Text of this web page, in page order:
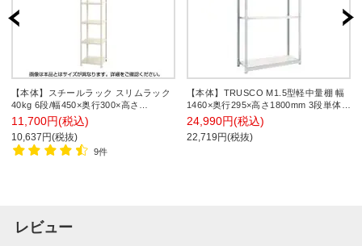
【本体】スチールラック スリムラック
40kg 6段/幅450×奥行300×高さ
2100mm/KT-NSTR-724
11,700円(税込)
10,637円(税抜)
9件
【本体】TRUSCO M1.5型軽中量棚 幅
1460×奥行295×高さ1800mm 3段単体
ネオグレー 780-0495
24,990円(税込)
22,719円(税抜)
レビュー